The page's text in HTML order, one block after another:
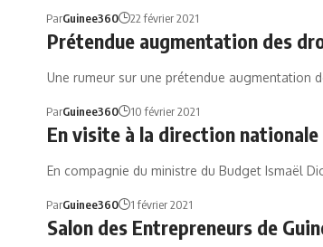
ParGuinee360 22 février 2021
Prétendue augmentation des
Une rumeur sur une prétendue augmentation
ParGuinee360 10 février 2021
En visite à la direction
En compagnie du ministre du Budget Ismaël
ParGuinee360 1 février 2021
Salon des Entrepreneurs de